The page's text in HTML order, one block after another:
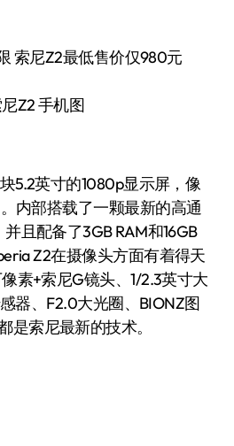
Z2 手机图
英寸的1080p显示屏，像
内部搭载了一颗最新的高通
且配备了3GB RAM和16GB
Z2在摄像头方面有着得天
素+索尼G镜头、1/2.3英寸大
器、F2.0大光圈、BIONZ图
是索尼最新的技术。